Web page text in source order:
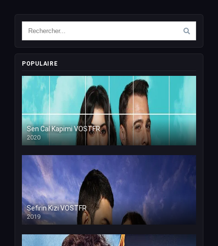
POPULAIRE
Sen Cal Kapimi VOSTFR
2020
Sefirin Kizi VOSTFR
2019